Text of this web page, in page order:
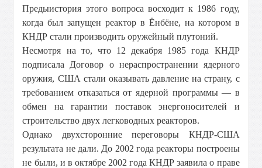
Предыистория этого вопроса восходит к 1986 году,
когда был запущен реактор в Ёнбёне, на котором в
КНДР стали производить оружейный плутоний.
Несмотря на то, что 12 декабря 1985 года КНДР
подписала Договор о нераспространении ядерного
оружия, США стали оказывать давление на страну, с
требованием отказаться от ядерной программы — в
обмен на гарантии поставок энергоносителей и
строительство двух легководных реакторов.
Однако двухсторонние переговоры КНДР-США
результата не дали. До 2002 года реакторы построены
не были, и в октябре 2002 года КНДР заявила о праве